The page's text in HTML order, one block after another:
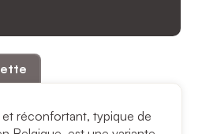
réconfortant, typique de